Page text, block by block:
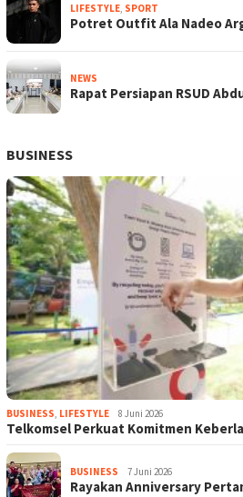
LIFESTYLE SPORT
Potret Outfit Ala Nadeo
NEWS
Rapat Persiapan RSUD
BUSINESS
BUSINESS LIFESTYLE 8 Juni 2026
Telkomsel Perkuat Komitmen
BUSINESS 7 Juni 2026
Rayakan Anniversary